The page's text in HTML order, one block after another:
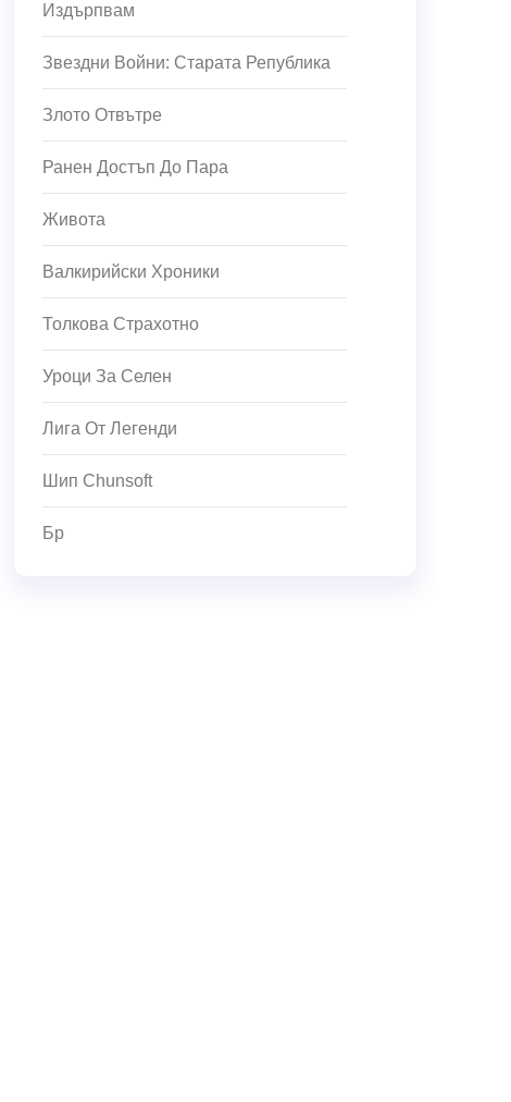
Издърпвам
Звездни Войни: Старата Република
Злото Отвътре
Ранен Достъп До Пара
Живота
Валкирийски Хроники
Толкова Страхотно
Уроци За Селен
Лига От Легенди
Шип Chunsoft
Бр